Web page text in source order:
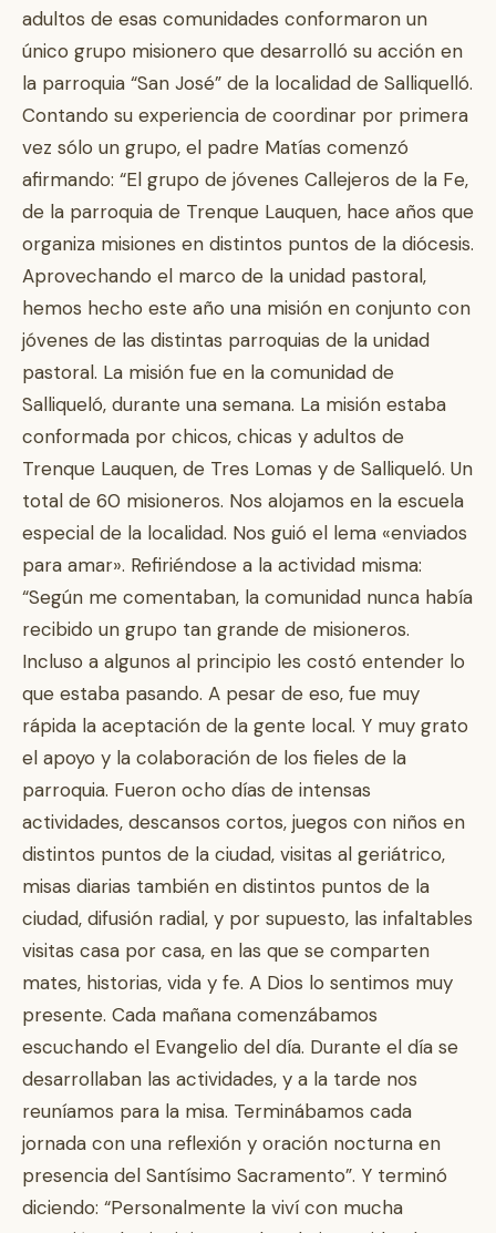
adultos de esas comunidades conformaron un
único grupo misionero que desarrolló su acción en
la parroquia “San José” de la localidad de Salliquelló.
Contando su experiencia de coordinar por primera
vez sólo un grupo, el padre Matías comenzó
afirmando: “El grupo de jóvenes Callejeros de la Fe,
de la parroquia de Trenque Lauquen, hace años que
organiza misiones en distintos puntos de la diócesis.
Aprovechando el marco de la unidad pastoral,
hemos hecho este año una misión en conjunto con
jóvenes de las distintas parroquias de la unidad
pastoral. La misión fue en la comunidad de
Salliqueló, durante una semana. La misión estaba
conformada por chicos, chicas y adultos de
Trenque Lauquen, de Tres Lomas y de Salliqueló. Un
total de 60 misioneros. Nos alojamos en la escuela
especial de la localidad. Nos guió el lema «enviados
para amar». Refiriéndose a la actividad misma:
“Según me comentaban, la comunidad nunca había
recibido un grupo tan grande de misioneros.
Incluso a algunos al principio les costó entender lo
que estaba pasando. A pesar de eso, fue muy
rápida la aceptación de la gente local. Y muy grato
el apoyo y la colaboración de los fieles de la
parroquia. Fueron ocho días de intensas
actividades, descansos cortos, juegos con niños en
distintos puntos de la ciudad, visitas al geriátrico,
misas diarias también en distintos puntos de la
ciudad, difusión radial, y por supuesto, las infaltables
visitas casa por casa, en las que se comparten
mates, historias, vida y fe. A Dios lo sentimos muy
presente. Cada mañana comenzábamos
escuchando el Evangelio del día. Durante el día se
desarrollaban las actividades, y a la tarde nos
reuníamos para la misa. Terminábamos cada
jornada con una reflexión y oración nocturna en
presencia del Santísimo Sacramento”. Y terminó
diciendo: “Personalmente la viví con mucha